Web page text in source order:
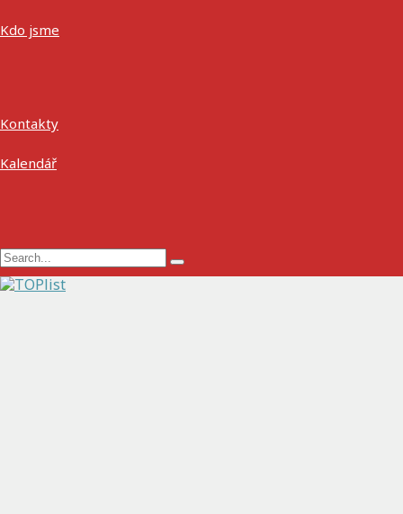
Kdo jsme
Kontakty
Kalendář